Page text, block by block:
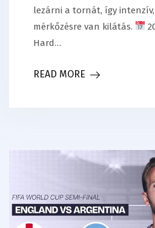
lezárni a tornát, így
mérkőzésre van kilátás.
Hard…
READ MORE